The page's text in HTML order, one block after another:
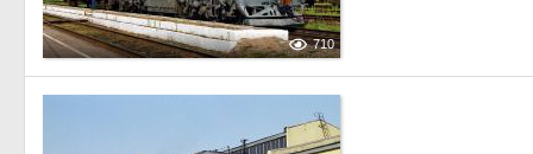
710